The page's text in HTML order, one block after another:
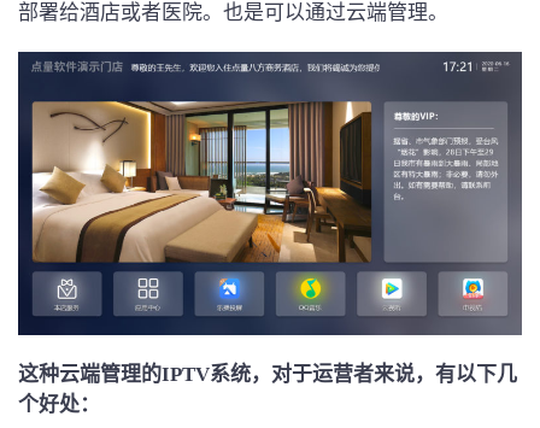
部署给酒店或者医院。也是可以通过云端管理。
这种云端管理的IPTV系统，对于运营者来说，有以下几
个好处：